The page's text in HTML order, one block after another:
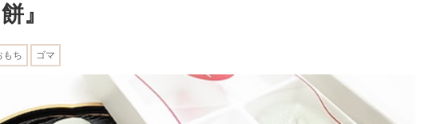
』
もち ゴマ